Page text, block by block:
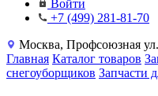
Войти
+7 (499) 281-81-70
Москва, Профсоюзная
Главная Каталог товаров
снегоуборщиков Запчасти